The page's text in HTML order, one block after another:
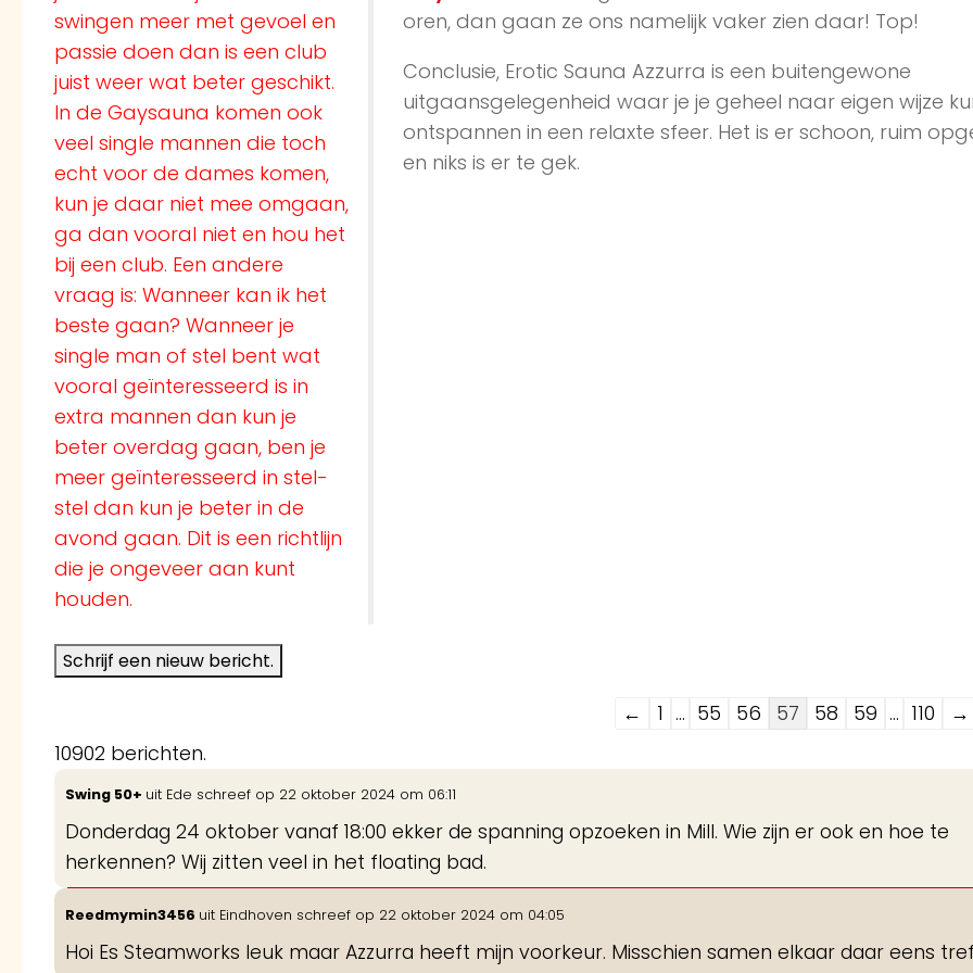
swingen meer met gevoel en
passie doen dan is een club
juist weer wat beter geschikt.
In de Gaysauna komen ook
veel single mannen die toch
echt voor de dames komen,
kun je daar niet mee omgaan,
ga dan vooral niet en hou het
bij een club. Een andere
vraag is: Wanneer kan ik het
beste gaan? Wanneer je
single man of stel bent wat
vooral geïnteresseerd is in
extra mannen dan kun je
beter overdag gaan, ben je
meer geïnteresseerd in stel-
stel dan kun je beter in de
avond gaan. Dit is een richtlijn
die je ongeveer aan kunt
houden.
oren, dan gaan ze ons namelijk vaker zien daar! Top!
Conclusie, Erotic Sauna Azzurra is een buitengewone
uitgaansgelegenheid waar je je geheel naar eigen wijze
ontspannen in een relaxte sfeer. Het is er schoon, ruim
en niks is er te gek.
Navigatie
de
lijst
← 1 ... 55 56 57 58 59 ... 110 →
10902 berichten.
Swing 50+ uit Ede schreef op 22 oktober 2024 om 06:11
Donderdag 24 oktober vanaf 18:00 ekker de spanning opzoeken in Mill. Wie zijn er ook en hoe te
herkennen? Wij zitten veel in het floating bad.
Reedmymin3456 uit Eindhoven schreef op 22 oktober 2024 om 04:05
Hoi Es Steamworks leuk maar Azzurra heeft mijn voorkeur. Misschien samen elkaar daar eens